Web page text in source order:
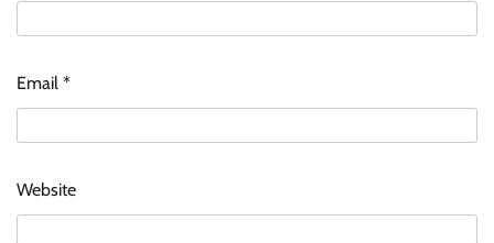
Email *
Website